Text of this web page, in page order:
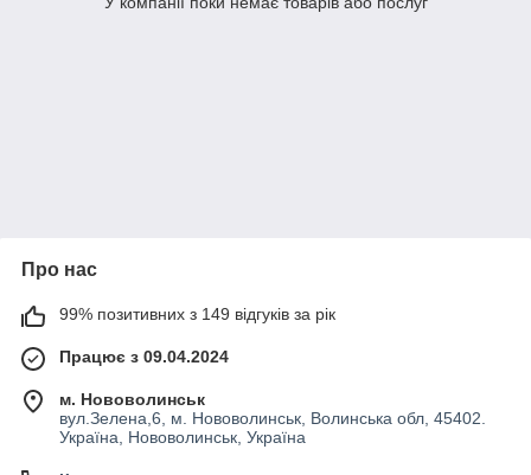
Про нас
99% позитивних з 149 відгуків за рік
Працює з 09.04.2024
м. Нововолинськ
вул.Зелена,6, м. Нововолинськ, Волинська обл, 45402.
Україна, Нововолинськ, Україна